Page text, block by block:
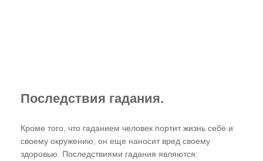
Последствия гадания.
Кроме того, что гаданием человек портит жизнь себе и
своему окружению, он еще наносит вред своему
здоровью. Последствиями гадания являются: